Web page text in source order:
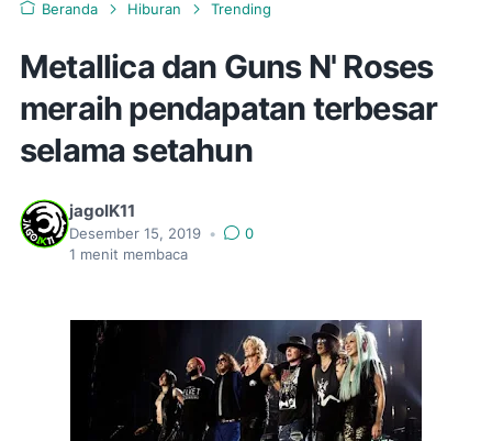
Beranda Hiburan Trending
Metallica dan Guns N' Roses
meraih pendapatan terbesar
selama setahun
jagoIK11
Desember 15, 2019 •
0
1 menit membaca